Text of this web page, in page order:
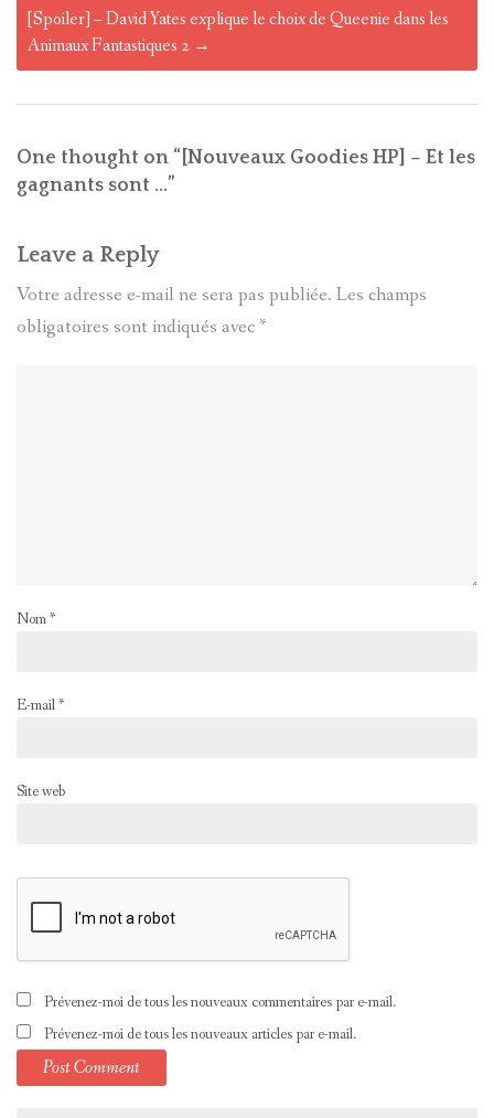
[Spoiler] – David Yates explique le choix de Queenie dans les
Animaux Fantastiques 2 →
One thought on “ [Nouveaux Goodies HP] – Et les
gagnants sont …”
Leave a Reply
Votre adresse e-mail ne sera pas publiée. Les champs
obligatoires sont indiqués avec*
Nom*
E-mail*
Site web
Prévenez-moi de tous les nouveaux commentaires par e-mail.
Prévenez-moi de tous les nouveaux articles par e-mail.